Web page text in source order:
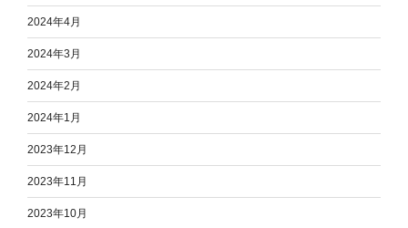
2024年4月
2024年3月
2024年2月
2024年1月
2023年12月
2023年11月
2023年10月